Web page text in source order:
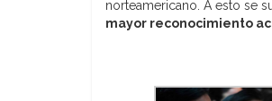
norteamericano. A esto se
mayor reconocimiento